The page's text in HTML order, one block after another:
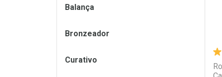
Balança
Bronzeador
Curativo